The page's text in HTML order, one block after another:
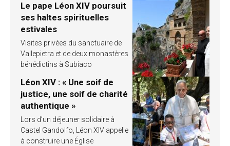
Le pape Léon XIV poursuit
ses haltes spirituelles
estivales
Visites privées du sanctuaire de
Vallepietra et de deux monastères
bénédictins à Subiaco
Léon XIV : « Une soif de
justice, une soif de charité
authentique »
Lors d’un déjeuner solidaire à
Castel Gandolfo, Léon XIV appelle
à construire une Église